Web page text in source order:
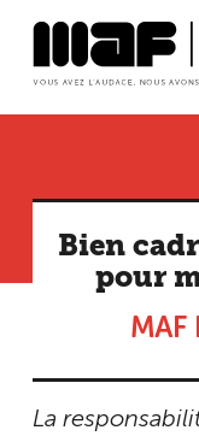
Bien
pour
MAF
La